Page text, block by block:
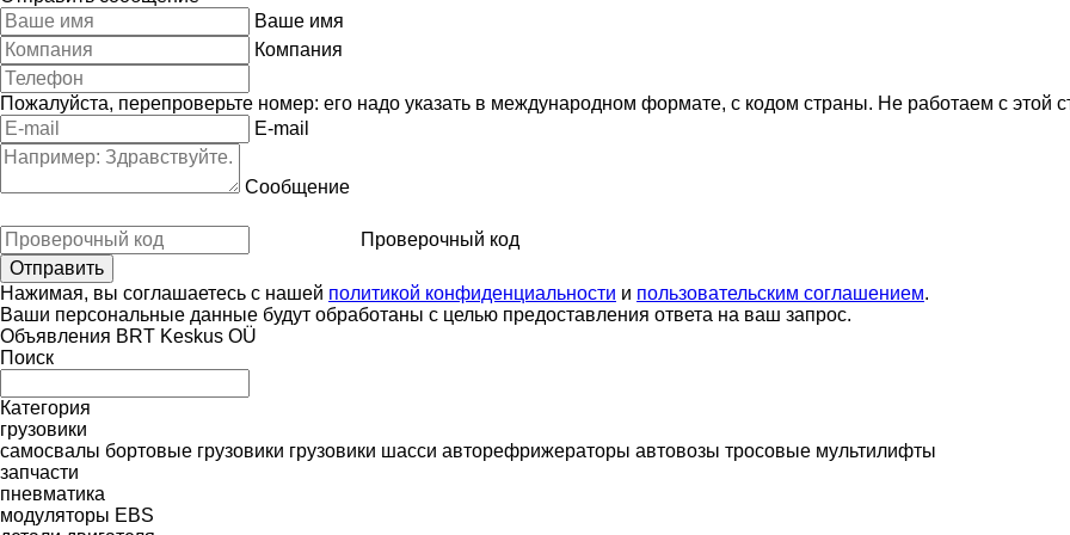
Ваше имя
Компания
Пожалуйста, перепроверьте номер: его надо указать в международном формате, с кодом страны. Не работаем с этой
E-mail
Сообщение
Проверочный код
Нажимая, вы соглашаетесь с нашей политикой конфиденциальности и пользовательским соглашением.
Ваши персональные данные будут обработаны с целью предоставления ответа на ваш запрос.
Объявления BRT Keskus OÜ
Поиск
Категория
грузовики
самосвалы бортовые грузовики грузовики шасси авторефрижераторы автовозы тросовые мультилифты
запчасти
пневматика
модуляторы EBS